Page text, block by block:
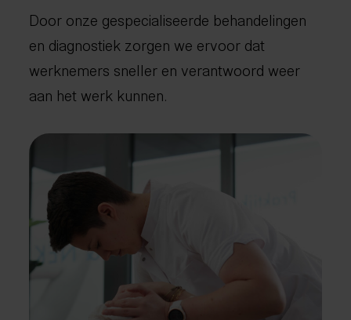
Door onze gespecialiseerde behandelingen
en diagnostiek zorgen we ervoor dat
werknemers sneller en verantwoord weer
aan het werk kunnen.